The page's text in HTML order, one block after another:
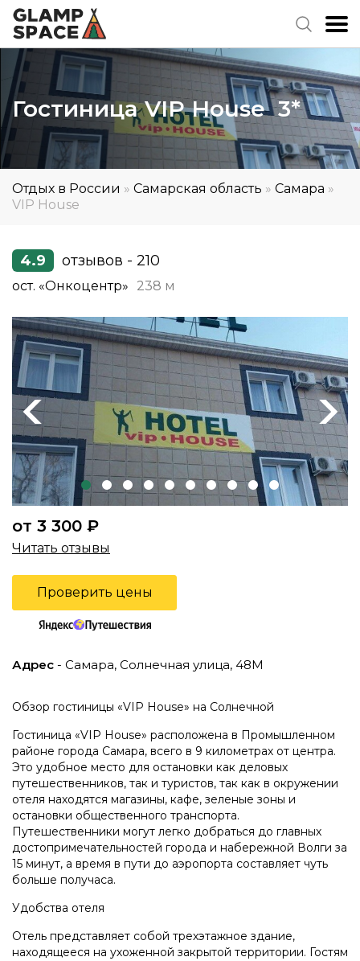
Гостиница VIP House 3*
Отдых в России » Самарская область » Самара »
VIP House
4.9 отзывов - 210
ост. «Онкоцентр» 238 м
Previous Next
от 3 300 ₽
Читать отзывы
Проверить цены
Адрес - Самара, Солнечная улица, 48М
Обзор гостиницы «VIP House» на Солнечной
Гостиница «VIP House» расположена в Промышленном
районе города Самара, всего в 9 километрах от центра.
Это удобное место для остановки как деловых
путешественников, так и туристов, так как в окружении
отеля находятся магазины, кафе, зеленые зоны и
остановки общественного транспорта.
Путешественники могут легко добраться до главных
достопримечательностей города и набережной Волги за
15 минут, а время в пути до аэропорта составляет чуть
больше получаса.
Удобства отеля
Отель представляет собой трехэтажное здание,
находящееся на ухоженной закрытой территории. Гостям